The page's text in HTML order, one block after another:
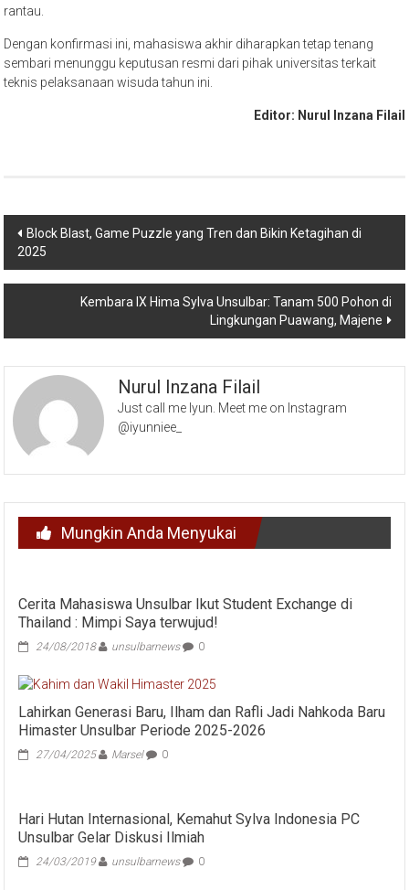
rantau.
Dengan konfirmasi ini, mahasiswa akhir diharapkan tetap tenang
sembari menunggu keputusan resmi dari pihak universitas terkait
teknis pelaksanaan wisuda tahun ini.
Editor: Nurul Inzana Filail
Navigasi
pos
Block Blast, Game Puzzle yang Tren dan Bikin Ketagihan di
2025
Kembara IX Hima Sylva Unsulbar: Tanam 500 Pohon di
Lingkungan Puawang, Majene
Nurul Inzana Filail
Just call me Iyun. Meet me on Instagram
@iyunniee_
Mungkin Anda Menyukai
Cerita Mahasiswa Unsulbar Ikut Student Exchange di
Thailand : Mimpi Saya terwujud!
24/08/2018 unsulbarnews 0
Lahirkan Generasi Baru, Ilham dan Rafli Jadi Nahkoda Baru
Himaster Unsulbar Periode 2025-2026
27/04/2025 Marsel 0
Hari Hutan Internasional, Kemahut Sylva Indonesia PC
Unsulbar Gelar Diskusi Ilmiah
24/03/2019 unsulbarnews 0